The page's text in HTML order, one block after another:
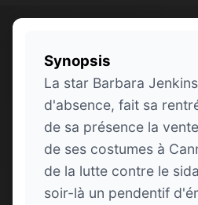
Synopsis
La star Barbara
d'absence, fait sa
de sa présence la
de ses costumes à
de la lutte contre le
soir-là un pendentif